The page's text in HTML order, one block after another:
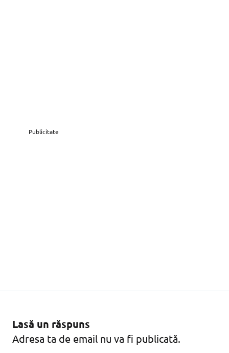
Publicitate
Lasă un răspuns
Adresa ta de email nu va fi publicată.